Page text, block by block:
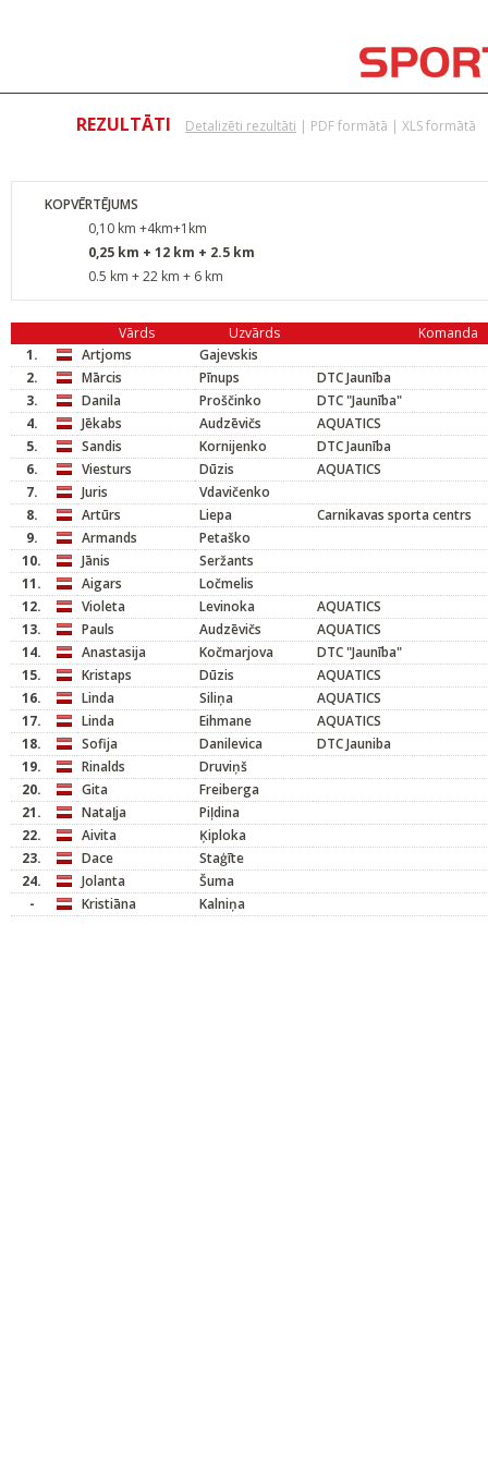
REZULTĀTI Detalizēti rezultāti | PDF formātā | XLS formātā
KOPVĒRTĒJUMS
0,10 km +4km+1km
0,25 km + 12 km + 2.5 km
0.5 km + 22 km + 6 km
Vārds Uzvārds
Komanda
1.
Artjoms
Gajevskis
2.
Mārcis Pīnups
DTC Jaunība
3.
Danila Proščinko
DTC "Jaunība"
4.
Jēkabs Audzēvičs
AQUATICS
5.
Sandis Kornijenko
DTC Jaunība
6.
Viesturs Dūzis
AQUATICS
7.
Juris
Vdavičenko
8.
Artūrs Liepa
Carnikavas sporta centrs
9.
Armands
Petaško
10.
Jānis
Seržants
11.
Aigars
Ločmelis
12.
Violeta Levinoka
AQUATICS
13.
Pauls Audzēvičs
AQUATICS
14.
Anastasija Kočmarjova
DTC "Jaunība"
15.
Kristaps Dūzis
AQUATICS
16.
Linda Siliņa
AQUATICS
17.
Linda Eihmane
AQUATICS
18.
Sofija Danilevica
DTC Jauniba
19.
Rinalds
Druviņš
20.
Gita
Freiberga
21.
Nataļja
Piļdina
22.
Aivita
Ķiploka
23.
Dace
Staģīte
24.
Jolanta
Šuma
-
Kristiāna Kalniņa